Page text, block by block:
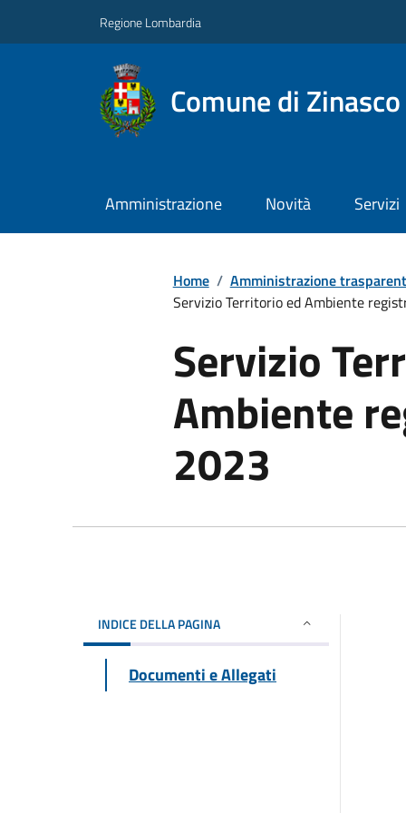
Regione Lombardia
Comune di Zinasco
Amministrazione Novità Servizi
Home / Amministrazione
Servizio Territorio ed Ambiente
Servizio
Ambiente
2023
INDICE DELLA PAGINA
Documenti e Allegati